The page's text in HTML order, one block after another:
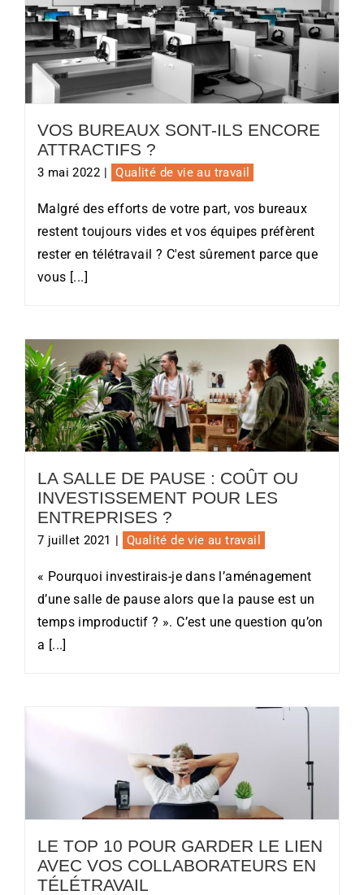
Vos bureaux sont-ils encore
attractifs ?
VOS BUREAUX SONT-ILS ENCORE
ATTRACTIFS ?
3 mai 2022 | Qualité de vie au travail
Malgré des efforts de votre part, vos bureaux
restent toujours vides et vos équipes préfèrent
rester en télétravail ? C'est sûrement parce que
vous [...]
La salle de pause : coût ou
investissement pour les entreprises
?
LA SALLE DE PAUSE : COÛT OU
INVESTISSEMENT POUR LES
ENTREPRISES ?
7 juillet 2021 | Qualité de vie au travail
« Pourquoi investirais-je dans l’aménagement
d’une salle de pause alors que la pause est un
temps improductif ? ». C’est une question qu’on
a [...]
Le Top 10 pour garder le lien avec
vos collaborateurs en télétravail
LE TOP 10 POUR GARDER LE LIEN
AVEC VOS COLLABORATEURS EN
TÉLÉTRAVAIL